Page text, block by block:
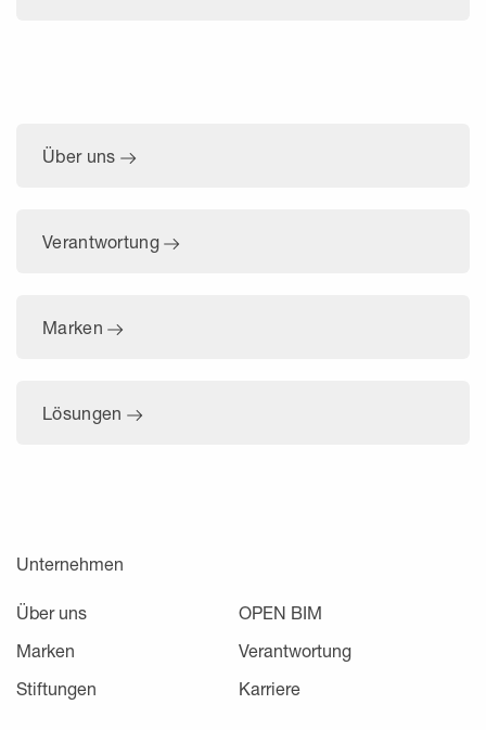
Über uns
Verantwortung
Marken
Lösungen
Unternehmen
Über uns
OPEN BIM
Marken
Verantwortung
Stiftungen
Karriere